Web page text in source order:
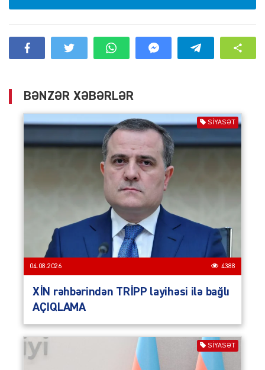
BƏNZƏR XƏBƏRLƏR
SIYASƏT
04.08.2026 4388
XİN rəhbərindən TRİPP layihəsi ilə bağlı
AÇIQLAMA
SIYASƏT